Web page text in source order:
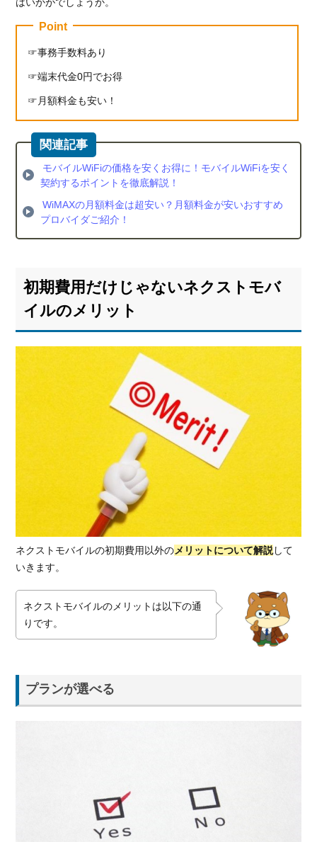
はいかがでしょうか。
Point
事務手数料あり
端末代金0円でお得
月額料金も安い！
モバイルWiFiの価格を安くお得に！モバイルWiFiを安く
契約するポイントを徹底解説！
WiMAXの月額料金は超安い？月額料金が安いおすすめ
プロバイダご紹介！
初期費用だけじゃないネクストモバ
イルのメリット
ネクストモバイルの初期費用以外のメリットについて解説して
いきます。
ネクストモバイルのメリットは以下の通
りです。
プランが選べる